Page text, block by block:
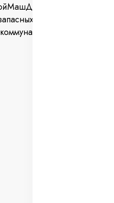
занимается
частей для
машин и